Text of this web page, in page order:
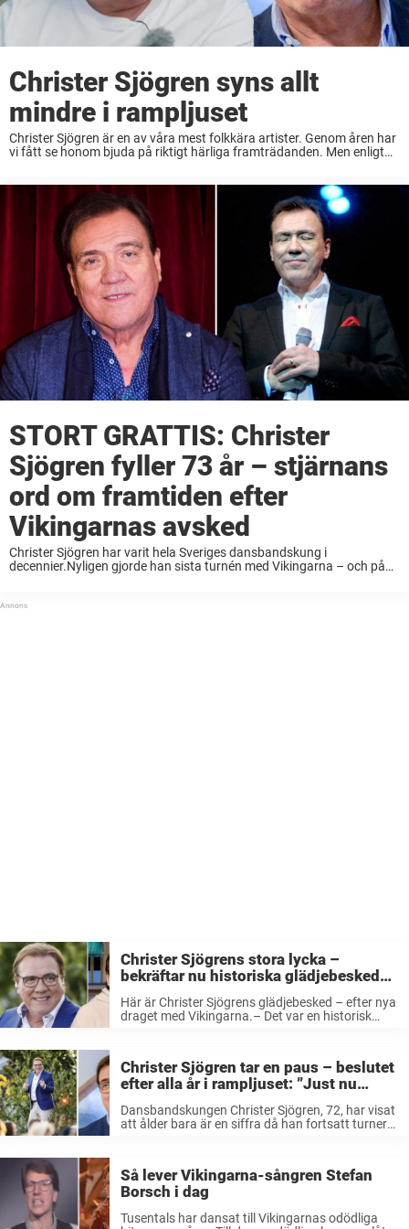
Christer Sjögren syns allt
mindre i rampljuset
Christer Sjögren är en av våra mest folkkära artister. Genom åren har
vi fått se honom bjuda på riktigt härliga framträdanden. Men enligt
STORT GRATTIS: Christer
Sjögren fyller 73 år – stjärnans
ord om framtiden efter
Vikingarnas avsked
Christer Sjögren har varit hela Sveriges dansbandskung i
decennier.Nyligen gjorde han sista turnén med Vikingarna – och på
Christer Sjögrens stora lycka –
bekräftar nu historiska glädjebeskedet:
Här är Christer Sjögrens glädjebesked – efter nya
draget med Vikingarna.– Det var en historisk
Christer Sjögren tar en paus – beslutet
efter alla år i rampljuset: ”Just nu
Dansbandskungen Christer Sjögren, 72, har visat
att ålder bara är en siffra då han fortsatt turnera
Så lever Vikingarna-sångren Stefan
Borsch i dag
Tusentals har dansat till Vikingarnas odödliga